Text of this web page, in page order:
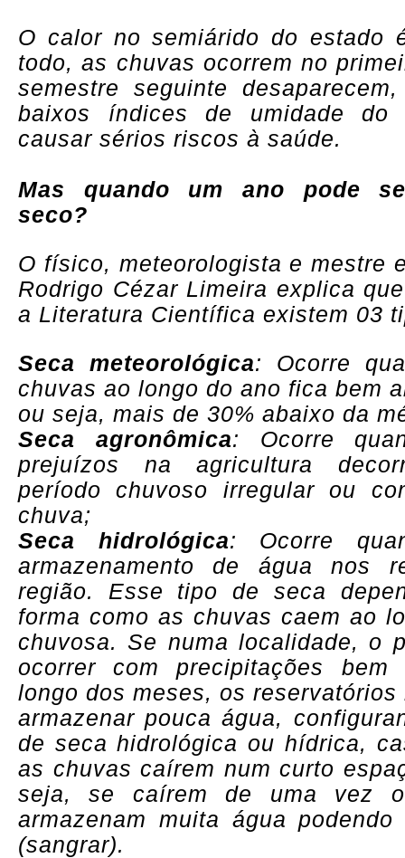
O calor no semiárido do estado
todo, as chuvas ocorrem no
semestre seguinte
baixos índices de umidade do
causar sérios riscos à saúde.
Mas quando um ano pode
seco?
O físico, meteorologista e mestre
Rodrigo Cézar Limeira explica
a Literatura Científica existem 03
Seca meteorológica: Ocorre
chuvas ao longo do ano fica bem
ou seja, mais de 30% abaixo da
Seca agronômica: Ocorre
prejuízos na agricultura
período chuvoso irregular ou
chuva;
Seca hidrológica: Ocorre
armazenamento de água nos
região. Esse tipo de seca
forma como as chuvas caem ao
chuvosa. Se numa localidade, o
ocorrer com precipitações bem
longo dos meses, os
armazenar pouca água,
de seca hidrológica ou hídrica,
as chuvas caírem num curto
seja, se caírem de uma vez
armazenam muita água
(sangrar).